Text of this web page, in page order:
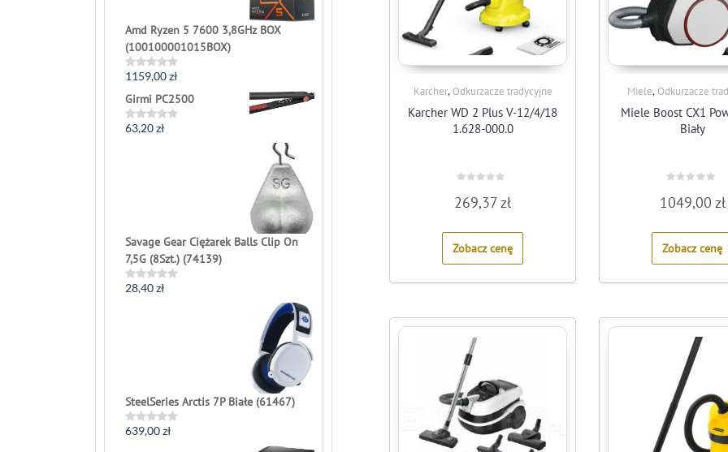
Karcher, Odkurzacze tradycyjne
Karcher WD 2 Plus V-12/4/18
1.628-000.0
0
out
5
269,37zł
Zobacz cenę
Miele, Odkurzacze
Miele Boost CX1
Biały
0
out
5
1049,00 zł
Zobacz cenę
Amd Ryzen 5 7600 3,8GHz BOX
(100100001015BOX)
Rated
out
of
5
1159,00zł
Girmi PC2500
Rated
63,20zł
Savage Gear Ciężarek Balls Clip On
7,5G (8Szt.) (74139)
Rated
28,40zł
SteelSeries Arctis 7P Białe (61467)
Rated
639,00zł